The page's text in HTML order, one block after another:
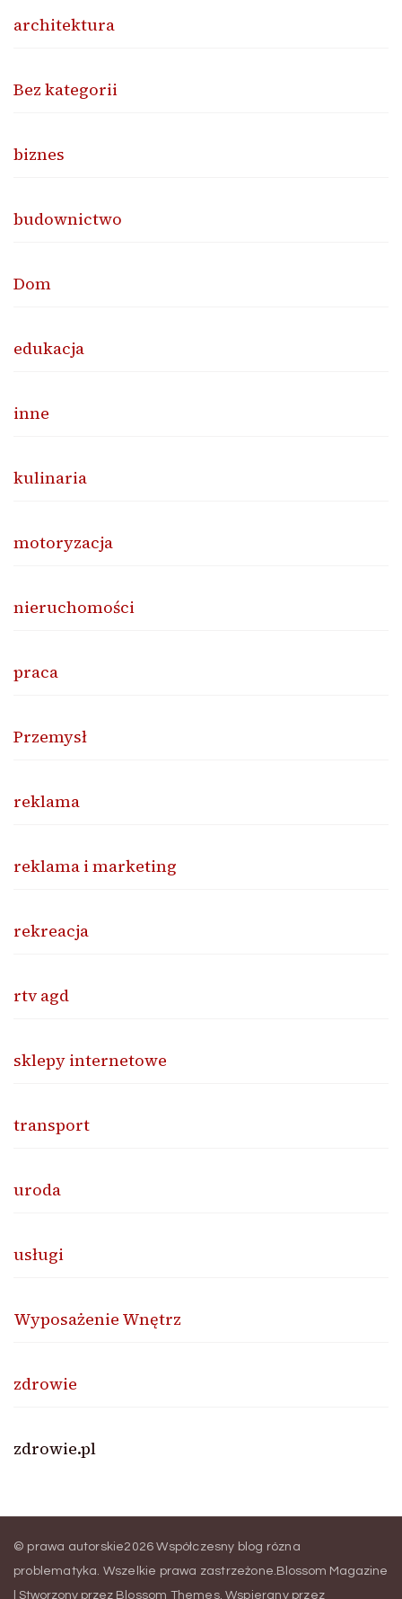
architektura
Bez kategorii
biznes
budownictwo
Dom
edukacja
inne
kulinaria
motoryzacja
nieruchomości
praca
Przemysł
reklama
reklama i marketing
rekreacja
rtv agd
sklepy internetowe
transport
uroda
usługi
Wyposażenie Wnętrz
zdrowie
zdrowie.pl
© prawa autorskie2026Współczesny blog rózna
problematyka. Wszelkie prawa zastrzeżone. Blossom Magazine
| Stworzony przez Blossom Themes. Wspierany przez